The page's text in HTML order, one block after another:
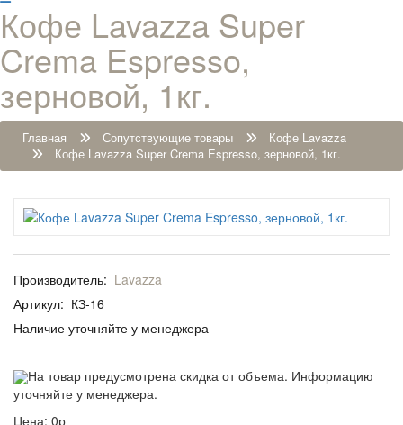
Кофе Lavazza Super
Crema Espresso,
зерновой, 1кг.
Главная Сопутствующие товары
Кофе Lavazza
Кофе Lavazza Super Crema Espresso, зерновой, 1кг.
Производитель: Lavazza
Артикул: КЗ-16
Наличие уточняйте у менеджера
На товар предусмотрена скидка от объема. Информацию
уточняйте у менеджера.
Цена: 0р